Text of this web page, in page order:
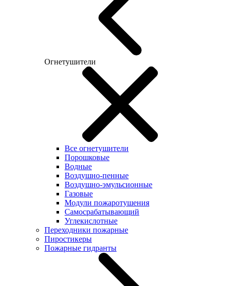
Огнетушители
Все огнетушители
Порошковые
Водные
Воздушно-пенные
Воздушно-эмульсионные
Газовые
Модули пожаротушения
Самосрабатывающий
Углекислотные
Переходники пожарные
Пиростикеры
Пожарные гидранты